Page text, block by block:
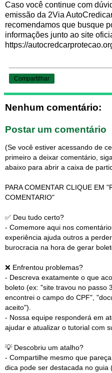
Caso você continue com
emissão da 2Via
recomendamos que busque
informações junto ao site
https://
Compartilhar
Nenhum comentário:
Postar um comentário
(Se você estiver acessando de
primeiro a deixar comentário,
abaixo para abrir a caixa de
PARA COMENTAR CLIQUE EM
COMENTARIO"
✅ Deu tudo certo?
- Comemore aqui nos
experiência ajuda outros a
burocracia na hora de gerar
❌ Enfrentou problemas?
- Descreva exatamente o que
boleto (ex: "site travou no passo
encontrei o campo do CPF",
aceito").
- Nossa equipe responderá em
ajudar e atualizar o tutorial com
💡 Descobriu um atalho?
- Compartilhe mesmo que
dica pode ser destacada no guia